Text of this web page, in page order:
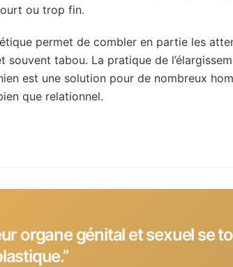
ou trop fin.
permet de combler en partie les
souvent tabou. La pratique de
est une solution pour de nombreux
que relationnel.
organe génital et sexuel se